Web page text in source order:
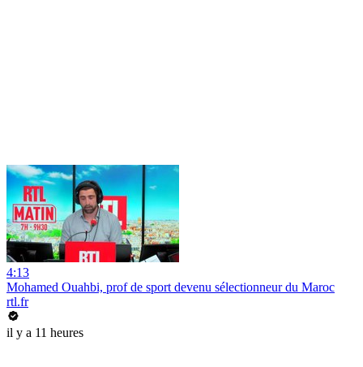
4:13
Mohamed Ouahbi, prof de sport devenu sélectionneur du Maroc
rtl.fr
il y a 11 heures